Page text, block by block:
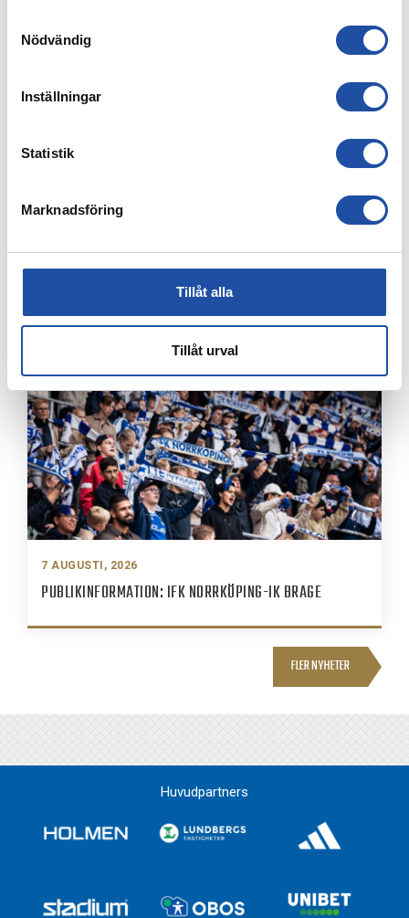
Nödvändig
Inställningar
Statistik
Marknadsföring
Tillåt alla
Tillåt urval
ELIAS JEMALS BÄSTA TID PÅ KANTEN – “BARNDOMSDRÖM
7 AUGUSTI, 2026
PUBLIKINFORMATION: IFK NORRKÖPING-IK BRAGE
FLER NYHETER
Huvudpartners